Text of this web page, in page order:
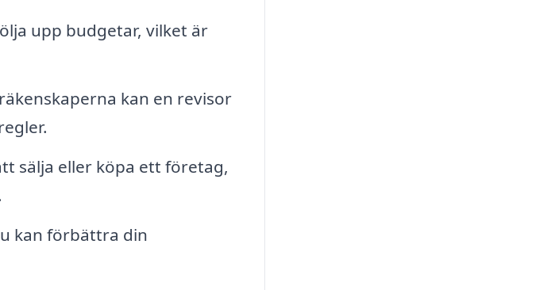
upp budgetar, vilket är
kan en revisor
sälja eller köpa ett företag,
kan förbättra din